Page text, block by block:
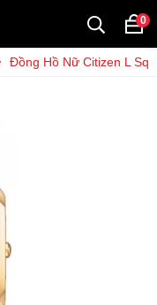
0
Đồng Hồ Nữ Citizen L